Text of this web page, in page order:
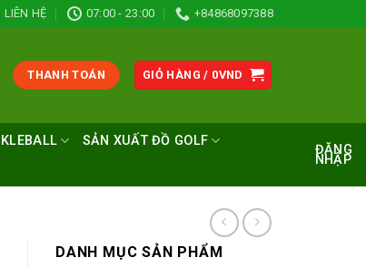
LIÊN HỆ 07:00 - 23:00 +84868097388
THANH TOÁN GIỎ HÀNG / 0VND
SẢN XUẤT ĐỒ GOLF
ĐĂNG
NHẬP
DANH MỤC SẢN PHẨM